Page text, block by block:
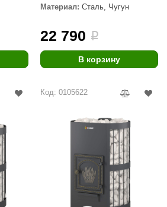
Материал: Сталь, Чугун
22 790 i
В корзину
Код: 0105622